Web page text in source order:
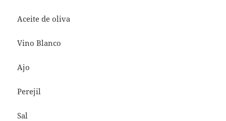
Aceite de oliva
Vino Blanco
Ajo
Perejil
Sal